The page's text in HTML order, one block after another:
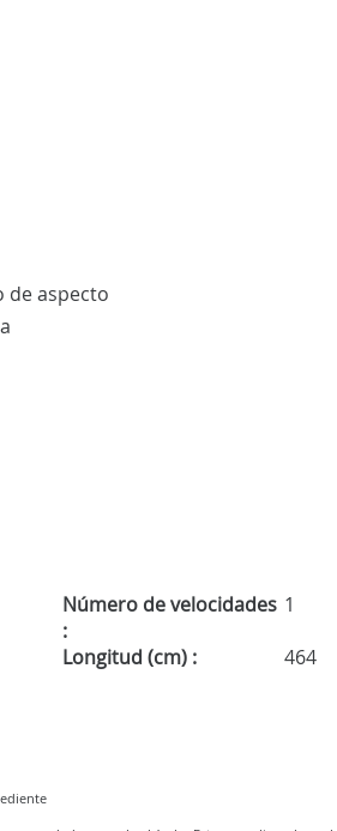
de aspecto
Número de velocidades
:
1
Longitud (cm) :
464